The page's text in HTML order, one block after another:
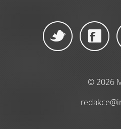
© 2026